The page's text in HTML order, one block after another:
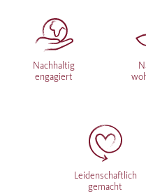
Nachhaltig
engagiert
Leidenschaftlich
gemacht